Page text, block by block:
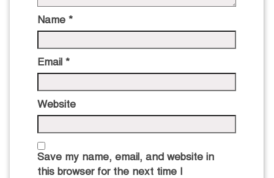
Name *
Email *
Website
Save my name, email, and website in
this browser for the next time I